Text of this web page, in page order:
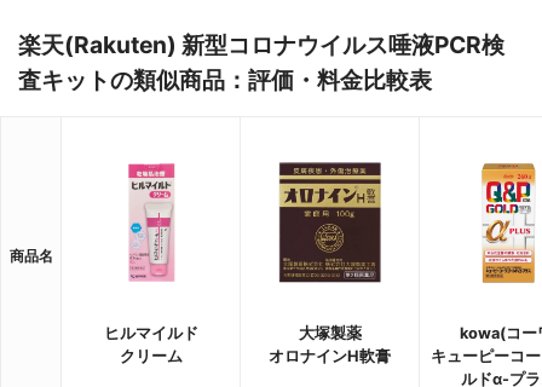
楽天(Rakuten) 新型コロナウイルス唾液PCR検
査キットの類似商品：評価・料金比較表
商品名
ヒルマイルド
クリーム
大塚製薬
オロナインH軟膏
kowa(コー
キューピーコ
ルドα-プ